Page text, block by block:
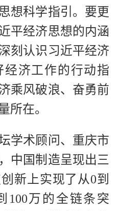
想科学指引。要更
平经济思想的内涵
刻认识习近平经济
经济工作的行动指
乘风破浪、奋勇前
所在。
学术顾问、重庆市
中国制造呈现出三
新上实现了从0到
100万的全链条突